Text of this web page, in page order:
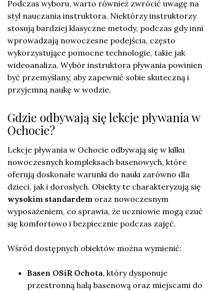
Podczas wyboru, warto również zwrócić uwagę na
styl nauczania instruktora. Niektórzy instruktorzy
stosują bardziej klasyczne metody, podczas gdy inni
wprowadzają nowoczesne podejścia, często
wykorzystujące pomocne technologie, takie jak
wideoanaliza. Wybór instruktora pływania powinien
być przemyślany, aby zapewnić sobie skuteczną i
przyjemną naukę w wodzie.
Gdzie odbywają się lekcje pływania w
Ochocie?
Lekcje pływania w Ochocie odbywają się w kilku
nowoczesnych kompleksach basenowych, które
oferują doskonałe warunki do nauki zarówno dla
dzieci, jak i dorosłych. Obiekty te charakteryzują się
wysokim standardem oraz nowoczesnym
wyposażeniem, co sprawia, że uczniowie mogą czuć
się komfortowo i bezpiecznie podczas zajęć.
Wśród dostępnych obiektów można wymienić:
Basen OSiR Ochota, który dysponuje
przestronną halą basenową oraz miejscami do